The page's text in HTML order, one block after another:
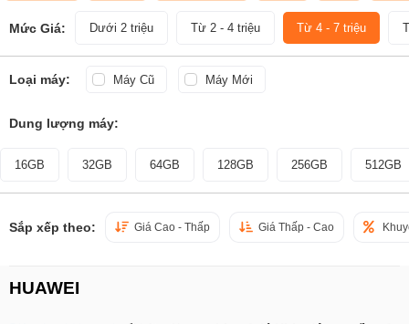
Mức Giá: Dưới 2 triệu Từ 2 - 4 triệu Từ 4 - 7 triệu
Loại máy: Máy Cũ Máy Mới
Dung lượng máy:
16GB 32GB 64GB 128GB 256GB 512GB
Sắp xếp theo: Giá Cao - Thấp Giá Thấp - Cao
HUAWEI